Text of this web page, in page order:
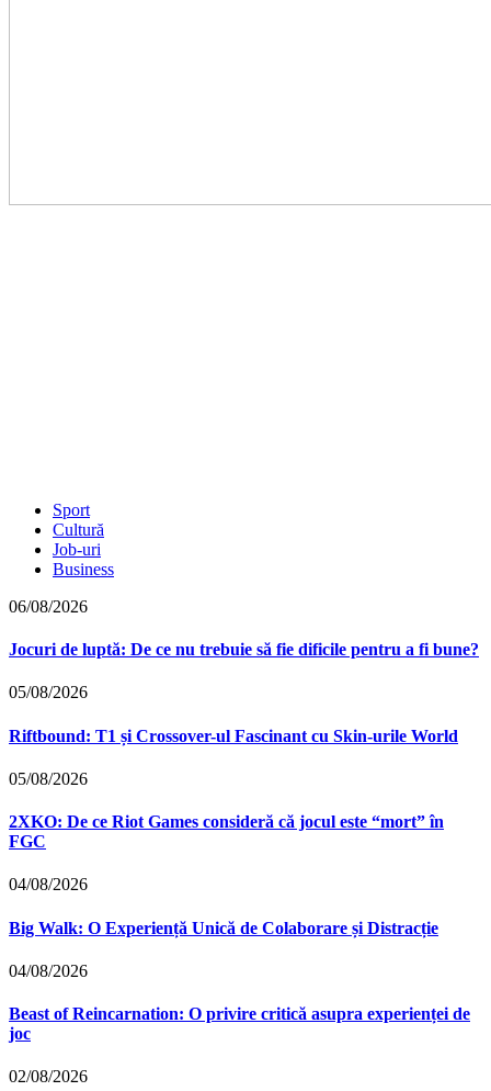
Sport
Cultură
Job-uri
Business
06/08/2026
Jocuri de luptă: De ce nu trebuie să fie dificile pentru a fi bune?
05/08/2026
Riftbound: T1 și Crossover-ul Fascinant cu Skin-urile World
05/08/2026
2XKO: De ce Riot Games consideră că jocul este “mort” în
FGC
04/08/2026
Big Walk: O Experiență Unică de Colaborare și Distracție
04/08/2026
Beast of Reincarnation: O privire critică asupra experienței de
joc
02/08/2026